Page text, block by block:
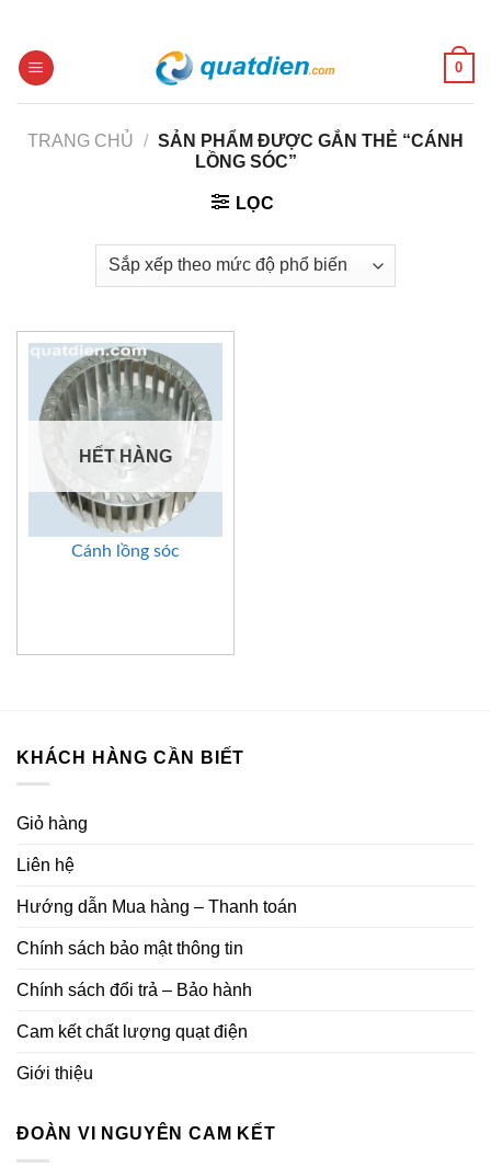
content
0
TRANG CHỦ / SẢN PHẨM ĐƯỢC GẮN THẺ “CÁNH
LỒNG SÓC”
LỌC
HẾT HÀNG
Cánh lồng sóc
KHÁCH HÀNG CẦN BIẾT
Giỏ hàng
Liên hệ
Hướng dẫn Mua hàng – Thanh toán
Chính sách bảo mật thông tin
Chính sách đổi trả – Bảo hành
Cam kết chất lượng quạt điện
Giới thiệu
ĐOÀN VI NGUYÊN CAM KẾT